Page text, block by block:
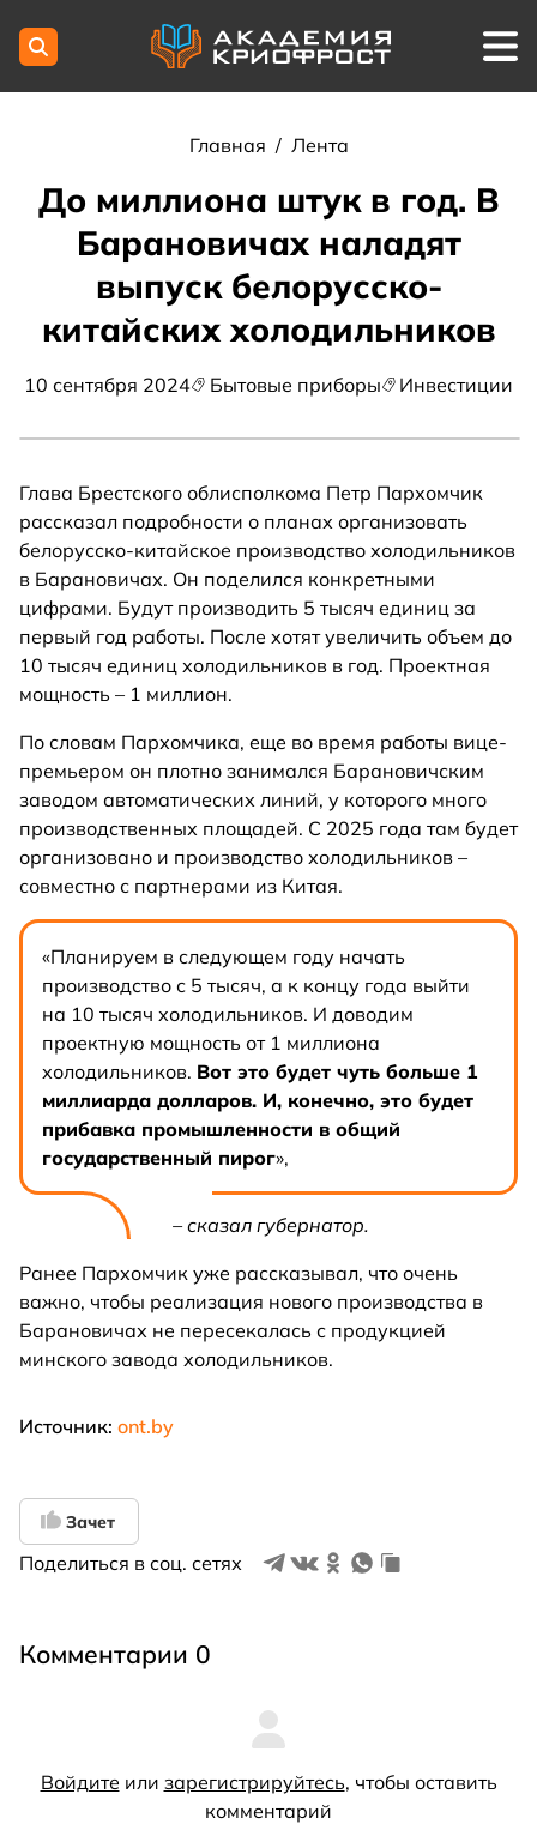
Главная / Лента
До миллиона штук в год. В
Барановичах наладят
выпуск белорусско-
китайских холодильников
10 сентября 2024 Бытовые приборы Инвестиции
Глава Брестского облисполкома Петр Пархомчик
рассказал подробности о планах организовать
белорусско-китайское производство холодильников
в Барановичах. Он поделился конкретными
цифрами. Будут производить 5 тысяч единиц за
первый год работы. После хотят увеличить объем до
10 тысяч единиц холодильников в год. Проектная
мощность – 1 миллион.
По словам Пархомчика, еще во время работы вице-
премьером он плотно занимался Барановичским
заводом автоматических линий, у которого много
производственных площадей. С 2025 года там будет
организовано и производство холодильников –
совместно с партнерами из Китая.
«Планируем в следующем году начать
производство с 5 тысяч, а к концу года выйти
на 10 тысяч холодильников. И доводим
проектную мощность от 1 миллиона
холодильников. Вот это будет чуть больше 1
миллиарда долларов. И, конечно, это будет
прибавка промышленности в общий
государственный пирог»,
– сказал губернатор.
Ранее Пархомчик уже рассказывал, что очень
важно, чтобы реализация нового производства в
Барановичах не пересекалась с продукцией
минского завода холодильников.
Источник: ont.by
Зачет
Поделиться в соц. сетях
Комментарии 0
Войдите или зарегистрируйтесь, чтобы оставить
комментарий